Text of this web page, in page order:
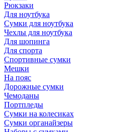
Рюкзаки
Для ноутбука
Сумки для ноутбука
Чехлы для ноутбука
Для шопинга
Для спорта
Спортивные сумки
Мешки
На пояс
Дорожные сумки
Чемоданы
Портпледы
Сумки на колесиках
Сумки органайзеры